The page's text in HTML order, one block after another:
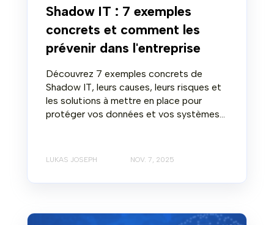
Shadow IT : 7 exemples
concrets et comment les
prévenir dans l'entreprise
Découvrez 7 exemples concrets de
Shadow IT, leurs causes, leurs risques et
les solutions à mettre en place pour
protéger vos données et vos systèmes...
LUKAS JOSEPH NOV. 7, 2025